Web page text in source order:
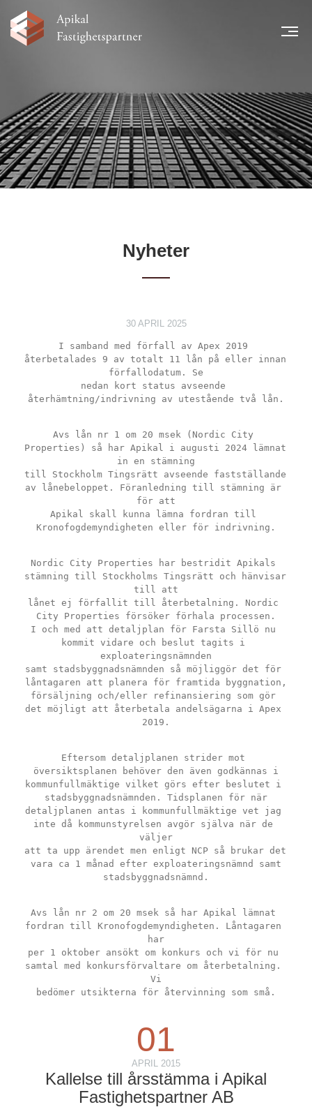
NYHETER
LÅNTAGARE
TEAM
LEGAL INFORMATION
FINANSIELL INFORMATION
Nyheter
01
APRIL 2015
Kallelse till årsstämma i Apikal
Fastighetspartner AB
30 APRIL 2025
I samband med förfall av Apex 2019
återbetalades 9 av totalt 11 lån på eller innan
förfallodatum. Se
nedan kort status avseende
återhämtning/indrivning av utestående två lån.
Avs lån nr 1 om 20 msek (Nordic City
Properties) så har Apikal i augusti 2024 lämnat
in en stämning
till Stockholm Tingsrätt avseende fastställande
av lånebeloppet. Föranledning till stämning är
för att
Apikal skall kunna lämna fordran till
Kronofogdemyndigheten eller för indrivning.
Nordic City Properties har bestridit Apikals
stämning till Stockholms Tingsrätt och hänvisar
till att
lånet ej förfallit till återbetalning. Nordic
City Properties försöker förhala processen.
I och med att detaljplan för Farsta Sillö nu
kommit vidare och beslut tagits i
exploateringsnämnden
samt stadsbyggnadsnämnden så möjliggör det för
låntagaren att planera för framtida byggnation,
försäljning och/eller refinansiering som gör
det möjligt att återbetala andelsägarna i Apex
2019.
Eftersom detaljplanen strider mot
översiktsplanen behöver den även godkännas i
kommunfullmäktige vilket görs efter beslutet i
stadsbyggnadsnämnden. Tidsplanen för när
detaljplanen antas i kommunfullmäktige vet jag
inte då kommunstyrelsen avgör själva när de
väljer
att ta upp ärendet men enligt NCP så brukar det
vara ca 1 månad efter exploateringsnämnd samt
stadsbyggnadsnämnd.
Avs lån nr 2 om 20 msek så har Apikal lämnat
fordran till Kronofogdemyndigheten. Låntagaren
har
per 1 oktober ansökt om konkurs och vi för nu
samtal med konkursförvaltare om återbetalning.
Vi
bedömer utsikterna för återvinning som små.